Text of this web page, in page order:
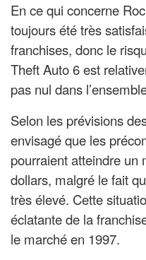
En ce qui concerne
toujours été très
franchises, donc le
Theft Auto 6 est
pas nul dans
Selon les prévisions
envisagé que les
pourraient atteindre un
dollars, malgré le fait
très élevé. Cette
éclatante de la
le marché en 1997.